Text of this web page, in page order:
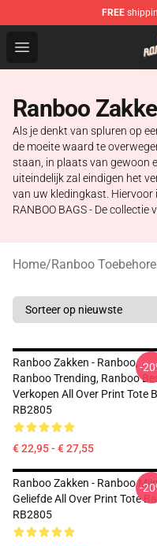
FREE
Open menu
Ranboo Store -
Ranboo
Als je denkt van spluren op
de moeite waard te
staan, in plaats van gewoon
uiteindelijk zal eindigen het
van uw kledingkast. Hiervoor
RANBOO BAGS - De
Home/Ranboo
Ranboo Zakken - Ranboo,
Ranboo Trending, Ranboo
Verkopen All Over Print Tote
RB2805
€ 22,95 - € 27,55
-
Ranboo Zakken - Ranboo
Geliefde All Over Print Tote
RB2805
-